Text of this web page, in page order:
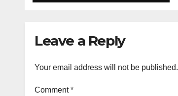
Leave a Reply
Your email address will not be published.
Comment*